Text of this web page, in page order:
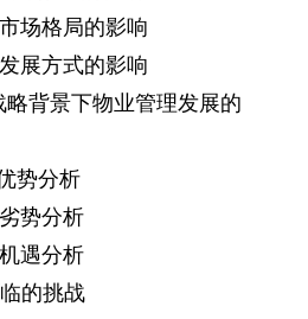
场格局的影响
展方式的影响
背景下物业管理发展的
势分析
势分析
遇分析
的挑战